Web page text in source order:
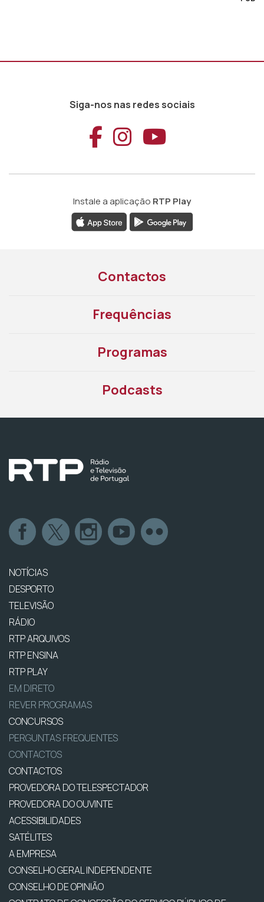
Siga-nos nas redes sociais
Aceder ao
Aceder ao
Aceder
Instale a aplicação RTP Play
Contactos
Frequências
Programas
Podcasts
NOTÍCIAS
DESPORTO
TELEVISÃO
RÁDIO
RTP ARQUIVOS
RTP ENSINA
RTP PLAY
EM DIRETO
REVER PROGRAMAS
CONCURSOS
PERGUNTAS FREQUENTES
CONTACTOS
CONTACTOS
PROVEDORA DO TELESPECTADOR
PROVEDORA DO OUVINTE
ACESSIBILIDADES
SATÉLITES
A EMPRESA
CONSELHO GERAL INDEPENDENTE
CONSELHO DE OPINIÃO